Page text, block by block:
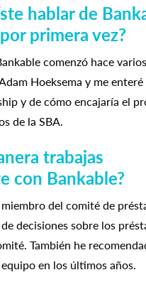
hablar de
primera vez?
comenzó hace
Hoeksema y me
y de cómo encajaría el
de la SBA.
trabajas
con Bankable?
del comité de
decisiones sobre los
También he
en los últimos años.